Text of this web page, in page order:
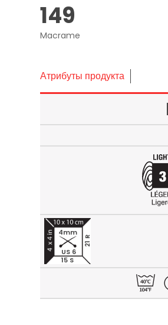
149
Macrame
Атрибуты продукта
15 S
21 R
4mm
US 6